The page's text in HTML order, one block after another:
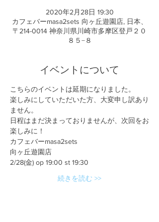
2020年2月28日 19:30
カフェバーmasa2sets 向ヶ丘遊園店, 日本、
〒214-0014 神奈川県川崎市多摩区登戸２０
８５−８
イベントについて
こちらのイベントは延期になりました。
楽しみにしていただいた方、大変申し訳あり
ません。
日程はまだ決まっておりませんが、次回をお
楽しみに！
カフェバーmasa2sets
向ヶ丘遊園店
2/28(金) op 19:00 st 19:30
続きを読む >>